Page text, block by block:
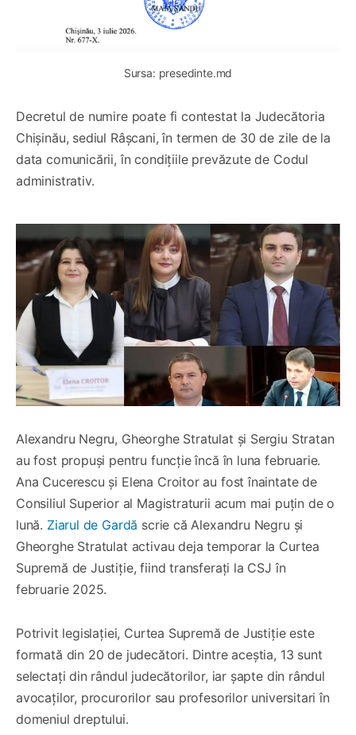
Sursa: presedinte.md
Decretul de numire poate fi contestat la Judecătoria
Chișinău, sediul Râșcani, în termen de 30 de zile de la
data comunicării, în condițiile prevăzute de Codul
administrativ.
Alexandru Negru, Gheorghe Stratulat și Sergiu Stratan
au fost propuși pentru funcție încă în luna februarie.
Ana Cucerescu și Elena Croitor au fost înaintate de
Consiliul Superior al Magistraturii acum mai puțin de o
lună. Ziarul de Gardă scrie că Alexandru Negru și
Gheorghe Stratulat activau deja temporar la Curtea
Supremă de Justiție, fiind transferați la CSJ în
februarie 2025.
Potrivit legislației, Curtea Supremă de Justiție este
formată din 20 de judecători. Dintre aceștia, 13 sunt
selectați din rândul judecătorilor, iar șapte din rândul
avocaților, procurorilor sau profesorilor universitari în
domeniul dreptului.